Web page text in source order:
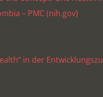
– PMC (nih.gov)
in der